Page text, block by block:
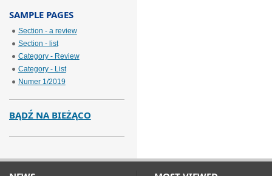
SAMPLE PAGES
Section - a review
Section - list
Category - Review
Category - List
Numer 1/2019
BĄDŹ NA BIEŻĄCO